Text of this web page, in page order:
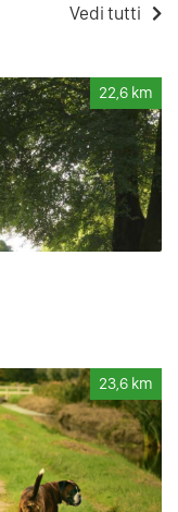
Vedi tutti
22,6 km
23,6 km